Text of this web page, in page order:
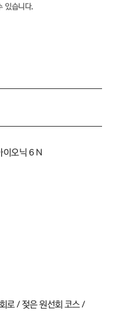
이오닉 6 N
로 / 젖은 원선회 코스 /
있습니다.